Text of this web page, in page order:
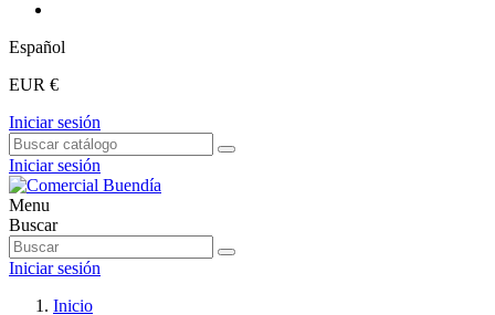
Español
EUR €
Iniciar sesión
Iniciar sesión
Menu
Buscar
Iniciar sesión
Inicio